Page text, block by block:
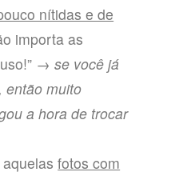
nítidas e de
importa as
uso!” →se você já
então muito
a hora de trocar
aquelasfotos com